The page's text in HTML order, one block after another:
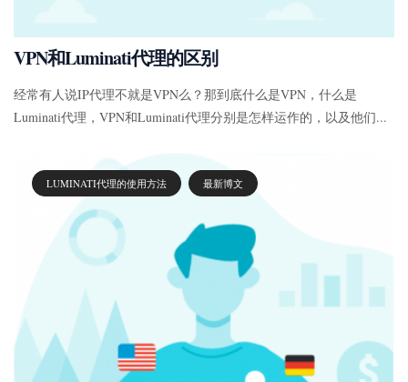
VPN和Luminati代理的区别
经常有人说IP代理不就是VPN么？那到底什么是VPN，什么是
Luminati代理，VPN和Luminati代理分别是怎样运作的，以及他们...
LUMINATI代理的使用方法 最新博文